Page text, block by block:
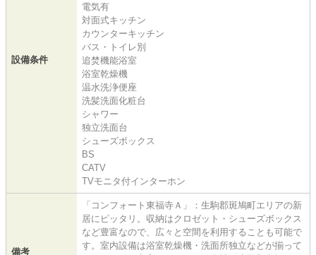
設備条件
電気有
対面式キッチン
カウンターキッチン
バス・トイレ別
追焚機能浴室
浴室乾燥機
温水洗浄便座
洗髪洗面化粧台
シャワー
独立洗面台
シューズボックス
BS
CATV
TVモニタ付インターホン
備考
「コンフォート東福寺Ａ」：生駒郡斑鳩町エリアの新
居にピッタリ。収納はクロゼット・シューズボックス
など豊富なので、広々と空間を利用することも可能で
す。室内設備は浴室乾燥機・洗面所独立などが揃って